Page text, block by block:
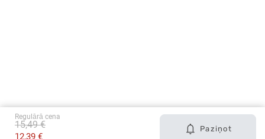
Regulārā cena
12,39 €
15,49 € Paziņot